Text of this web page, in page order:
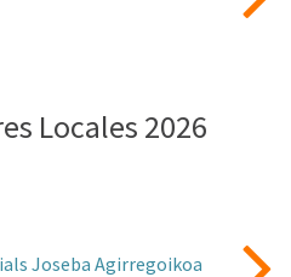
Locales 2026